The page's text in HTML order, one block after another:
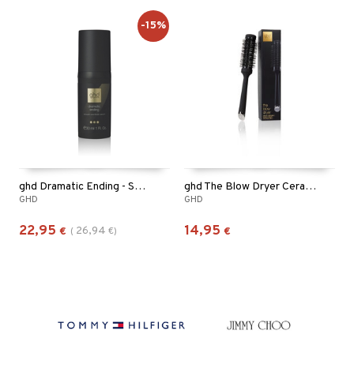
ghd Dramatic Ending - Smooth and Finish Serum
GHD
22,95 € ( 26,94 €)
-15%
ghd The Blow Dryer Ceramic Brush 35mm, size 2
GHD
14,95 €